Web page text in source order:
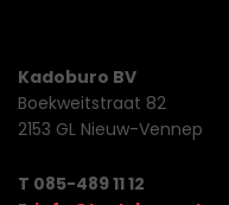
Kadoburo BV
Boekweitstraat 82
2153 GL Nieuw-Vennep
T 085-489 11 12